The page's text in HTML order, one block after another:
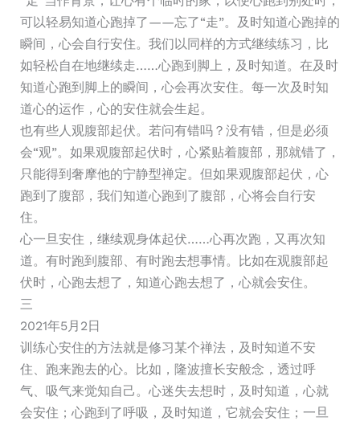
可以轻易知道心跑掉了——忘了“走”。及时知道心跑掉的
瞬间，心会自行安住。我们以同样的方式继续练习，比
如轻松自在地继续走……心跑到脚上，及时知道。在及时
知道心跑到脚上的瞬间，心会再次安住。每一次及时知
道心的运作，心的安住就会生起。
也有些人观腹部起伏。若问有错吗？没有错，但是必须
会“观”。如果观腹部起伏时，心紧贴着腹部，那就错了，
只能得到奢摩他的宁静型禅定。但如果观腹部起伏，心
跑到了腹部，我们知道心跑到了腹部，心将会自行安
住。
心一旦安住，继续观身体起伏……心再次跑，又再次知
道。有时跑到腹部、有时跑去想事情。比如在观腹部起
伏时，心跑去想了，知道心跑去想了，心就会安住。
三
2021年5月2日
训练心安住的方法就是修习某个禅法，及时知道不安
住、跑来跑去的心。比如，隆波擅长安般念，透过呼
气、吸气来觉知自己。心迷失去想时，及时知道，心就
会安住；心跑到了呼吸，及时知道，它就会安住；一旦